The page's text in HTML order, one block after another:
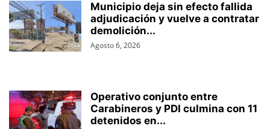
Municipio deja sin efecto fallida
adjudicación y vuelve a contratar
demolición...
Agosto 6, 2026
Operativo conjunto entre
Carabineros y PDI culmina con 11
detenidos en...